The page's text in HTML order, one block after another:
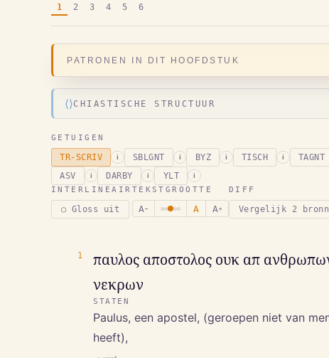
1 2 3 4 5 6
PATRONEN IN DIT HOOFDSTUK
⟨⟩CHIASTISCHE STRUCTUUR
GETUIGEN
TR-SCRIV i SBLGNT i BYZ i TISCH i TAGNT
ASV i DARBY i YLT i
INTERLINEAIR
○ Gloss uit
TEKSTGROOTTE
A − A A +
DIFF
Vergelijk 2
1
παυλος αποστολος ουκ απ
νεκρων
STATEN
Paulus, een apostel, (geroepen niet van
heeft),